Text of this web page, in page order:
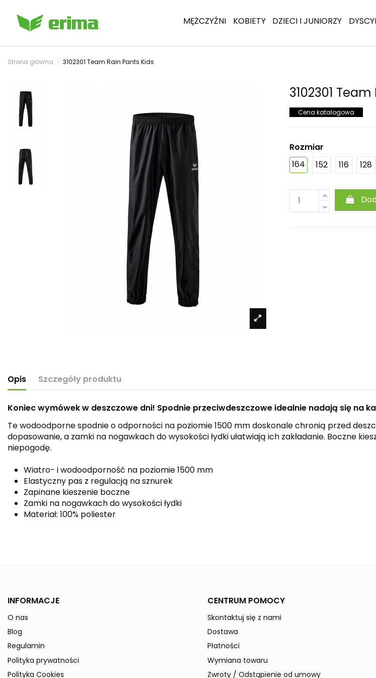
MĘŻCZYŹNI KOBIETY DZIECI I JUNIORZY
Strona główna 3102301 Team Rain Pants Kids
3102301
Cena katalogowa
Rozmiar
164
152 116 128
Opis Szczegóły produktu
Koniec wymówek w deszczowe dni! Spodnie przeciwdeszczowe idealnie nadają się na
Te wodoodporne spodnie o odporności na poziomie 1500 mm doskonale chronią przed
dopasowanie, a zamki na nogawkach do wysokości łydki ułatwiają ich zakładanie. Boczne
niepogodę.
Wiatro- i wodoodporność na poziomie 1500 mm
Elastyczny pas z regulacją na sznurek
Zapinane kieszenie boczne
Zamki na nogawkach do wysokości łydki
Materiał: 100% poliester
W magazynie
» Podmiot odpowiedzialny
INFORMACJE
O nas
Blog
Regulamin
Polityka prywatności
Polityka Cookies
CENTRUM POMOCY
Skontaktuj się z nami
Dostawa
Płatności
Wymiana towaru
Zwroty / Odstąpienie od umowy